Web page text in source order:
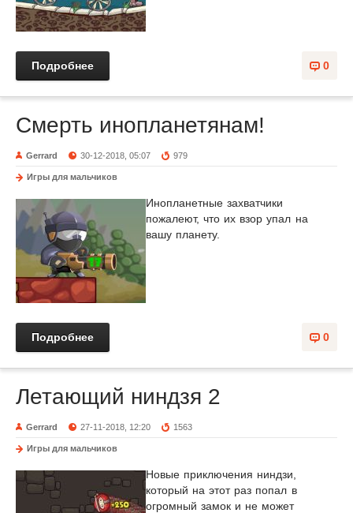
0
Подробнее
Смерть инопланетянам!
Gerrard 30-12-2018, 05:07 979
Игры для мальчиков
Инопланетные захватчики
пожалеют, что их взор упал на
вашу планету.
0
Подробнее
Летающий ниндзя 2
Gerrard 27-11-2018, 12:20 1563
Игры для мальчиков
Новые приключения ниндзи,
который на этот раз попал в
огромный замок и не может